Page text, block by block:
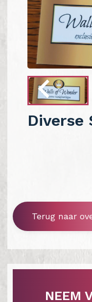
Diverse
Terug naar
NEEM